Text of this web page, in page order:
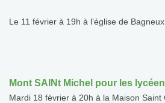
Le 11 février à 19h à l’église de
Mont SAINt Michel pour les
Mardi 18 février à 20h à la Maison